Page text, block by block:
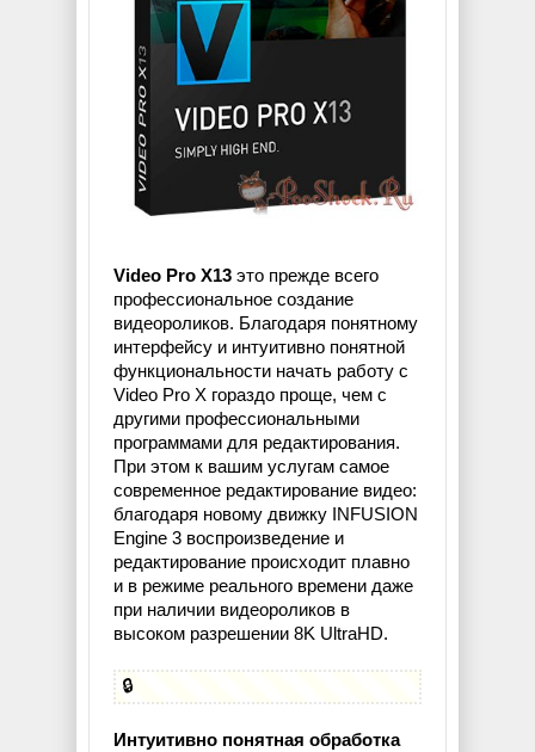
Video Pro X13 это прежде всего
профессиональное создание
видеороликов. Благодаря понятному
интерфейсу и интуитивно понятной
функциональности начать работу с
Video Pro X гораздо проще, чем с
другими профессиональными
программами для редактирования.
При этом к вашим услугам самое
современное редактирование видео:
благодаря новому движку INFUSION
Engine 3 воспроизведение и
редактирование происходит плавно
и в режиме реального времени даже
при наличии видеороликов в
высоком разрешении 8K UltraHD.
🔒
Интуитивно понятная обработка